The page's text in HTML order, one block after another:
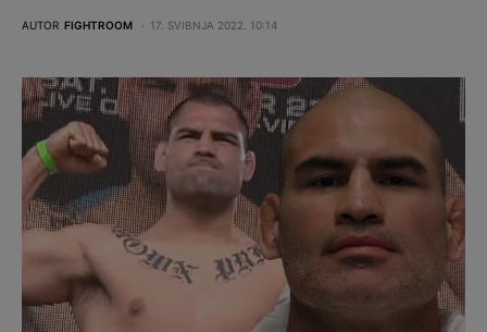
AUTOR FIGHTROOM 17. SVIBNJA 2022. 10:14